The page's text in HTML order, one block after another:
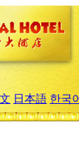
日本語 한국